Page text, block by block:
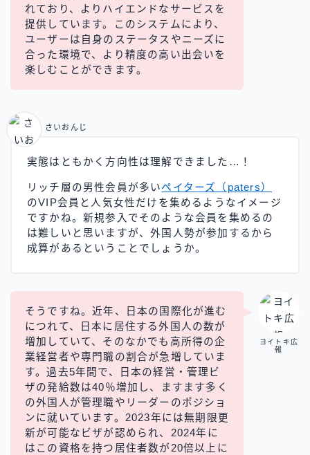
れており、よりハイエンドなサービスを
提供しています。このシステムにより、
ユーザーは自身のステータスやニーズに
合った環境で、より精度の高い出会いを
楽しむことができます。
実態はともかく方向性は理解できました…！
リッチ層の男性会員が多いペイターズ（paters）
のVIP会員と人気女性だけを集めるようなイメージ
ですかね。新規参入でそのような会員を集めるの
は難しいと思いますが、外国人勢が参加するから
成算があるということでしょうか。
さいおんじ
ヨイトキ広
報
そうですね。近年、日本の国際化が進む
につれて、日本に居住する外国人の数が
増加していて、そのなかでも高所得の企
業経営者や専門職の割合が急増していま
す。過去5年間で、日本の経営・管理ビ
ザの発給数は40％増加し、ますます多く
の外国人が管理職やリーダーのポジショ
ンに就いています。2023年には無期限更
新が可能なビザが認められ、2024年に
はこの資格を持つ居住者数が20倍以上に